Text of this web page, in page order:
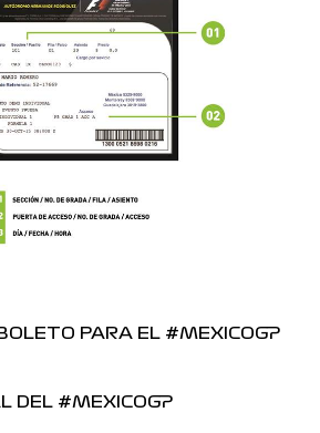
PARA EL #MEXICOGP
DEL #MEXICOGP